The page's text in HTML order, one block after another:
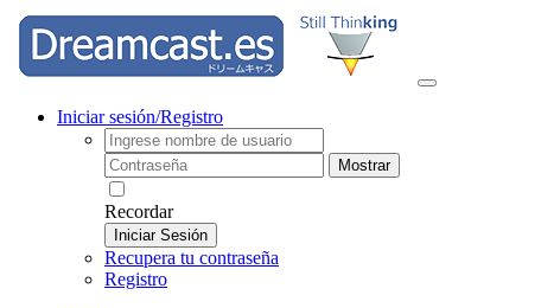
Iniciar sesión/Registro
Mostrar
Recordar
Iniciar Sesión
Recupera tu contraseña
Registro